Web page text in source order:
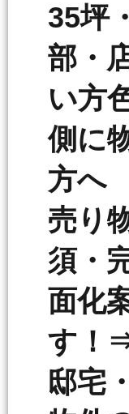
35坪
部・
い方
側に
方へ
売り
須・
面化
す！
邸宅